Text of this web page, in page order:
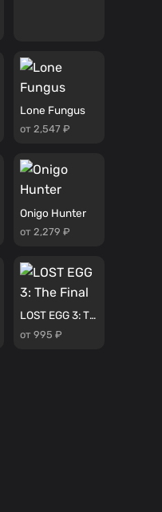
Lone Fungus
от 2,547 ₽
Onigo Hunter
от 2,279 ₽
LOST EGG 3: The Final
от 995 ₽